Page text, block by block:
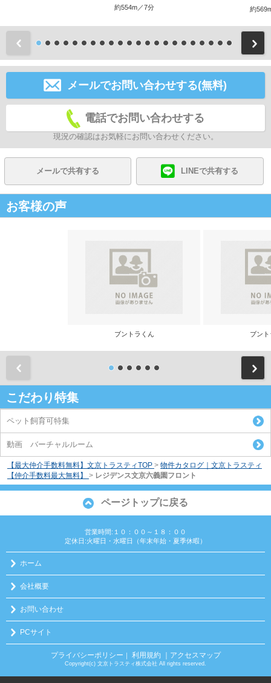
約554m／7分
約
前
メールでお問い合わせする(無料)
電話でお問い合わせする
現況の確認はお気軽にお問い合わせください。
メールで共有する LINEで共有する
お客様の声
ブントラくん ブン
こだわり特集
ペット飼育可特集
動画 バーチャルルーム
【最大仲介手数料無料】文京トラスティTOP > 物件カタログ｜文京トラスティ
【仲介手数料最大無料】
> レジデンス文京六義園フロント
ページトップに戻る
営業時間:１０：００～１８：００
定休日:火曜日・水曜日（年末年始・夏季休暇）
ホーム
会社概要
お問い合わせ
PCサイト
プライバシーポリシー ｜ 利用規約 ｜アクセスマップ
Copyright(c) 文京トラスティ株式会社 All rights reserved.